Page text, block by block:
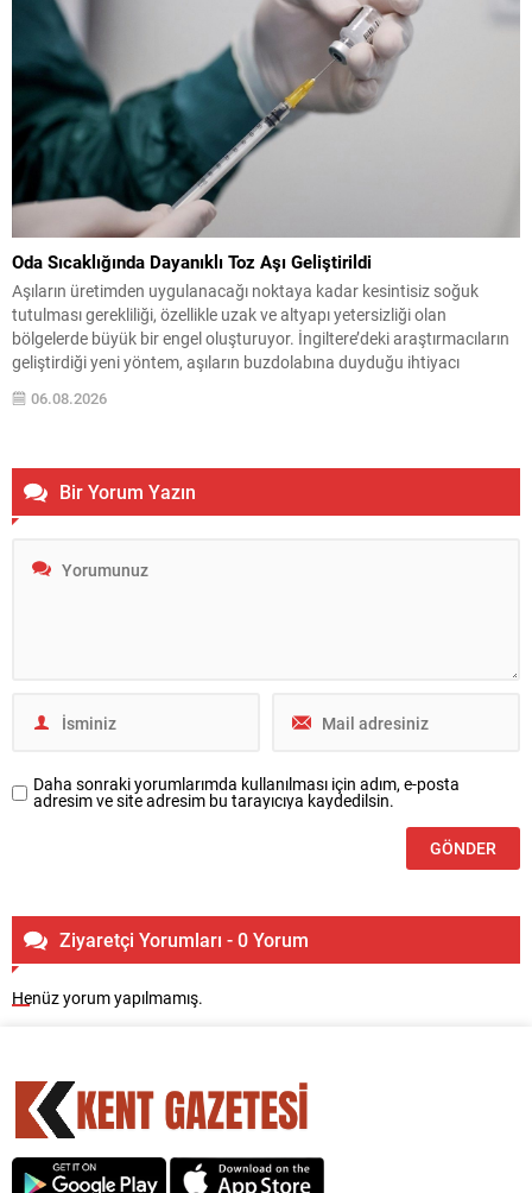
Oda Sıcaklığında Dayanıklı Toz Aşı Geliştirildi
Aşıların üretimden uygulanacağı noktaya kadar kesintisiz soğuk
tutulması gerekliliği, özellikle uzak ve altyapı yetersizliği olan
bölgelerde büyük bir engel oluşturuyor. İngiltere’deki araştırmacıların
geliştirdiği yeni yöntem, aşıların buzdolabına duyduğu ihtiyacı
azaltma potansiyeli taşıyan bir çözüm sunuyor. Bilim insanları, sıvı
formdaki tetanoz-difteri aşısını özel bir kurutma süreciyle toz hâline
06.08.2026
Bir Yorum Yazın
Daha sonraki yorumlarımda kullanılması için adım, e-posta
adresim ve site adresim bu tarayıcıya kaydedilsin.
Ziyaretçi Yorumları - 0 Yorum
Henüz yorum yapılmamış.